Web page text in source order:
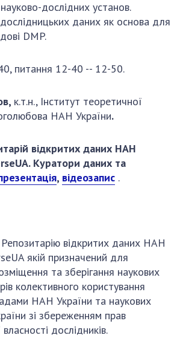
дослідних установ.
даних як основа для
DMP.
питання 12-40 -- 12-50.
к.т.н., Інститут теоретичної
НАН України.
відкритих даних НАН
Куратори даних та
, відеозапис .
відкритих даних НАН
якій призначений для
та зберігання наукових
колективного користування
НАН України та наукових
зі збереженням прав
дослідників.